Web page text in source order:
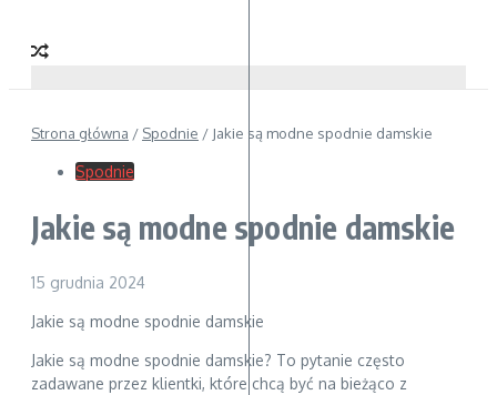
Strona główna / Spodnie / Jakie są modne spodnie damskie
Spodnie
Jakie są modne spodnie damskie
15 grudnia 2024
Jakie są modne spodnie damskie
Jakie są modne spodnie damskie? To pytanie często
zadawane przez klientki, które chcą być na bieżąco z